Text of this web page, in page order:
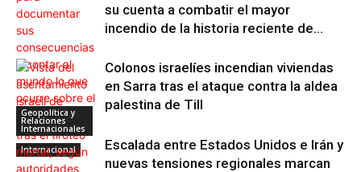
Internacional
su cuenta a combatir el mayor
incendio de la historia reciente de...
Colonos israelíes incendian viviendas
en Sarra tras el ataque contra la aldea
palestina de Till
Geopolítica y
Relaciones
Internacionales
Escalada entre Estados Unidos e Irán y
nuevas tensiones regionales marcan